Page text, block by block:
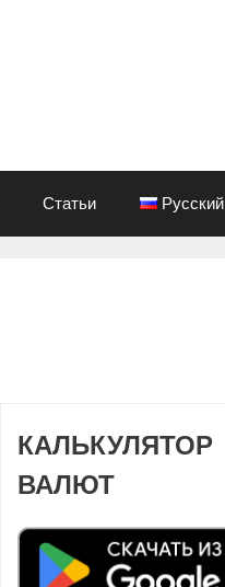
Статьи Русский
КАЛЬКУЛЯТОР
ВАЛЮТ